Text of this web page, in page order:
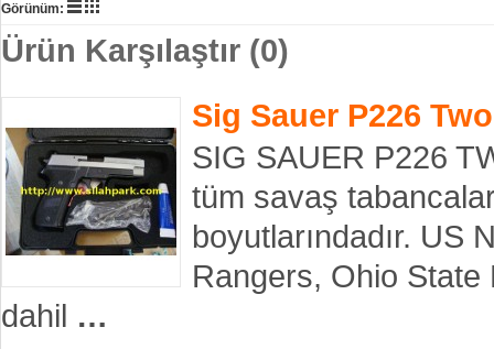
Görünüm:
Ürün Karşılaştır (0)
Sig Sauer P226
SIG SAUER P226
tüm savaş
boyutlarındadır. US
Rangers, Ohio
dahil …